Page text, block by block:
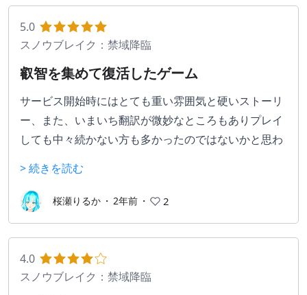
5.0
スノウブレイク：禁域降臨
叡智を集めて復活したゲーム
サービス開始時にはとても重い雰囲気と硬いストーリ
ー、また、いまいち翻訳が微妙なところもありプレイ
しても中々続かない方も多かったのではないかと思わ
心寧はなさんがGame８のイベントで知って始めまし
たが、段々アクティブユーザーが減っていく印象でし
た。
ですが、ある時急にストーリーの雰囲気が変わり、キ
ャラクターがとても開放的になりました。そして動画
> 続きを読む
桜瀬りるか ・ 2年前 ・ 2
4.0
スノウブレイク：禁域降臨